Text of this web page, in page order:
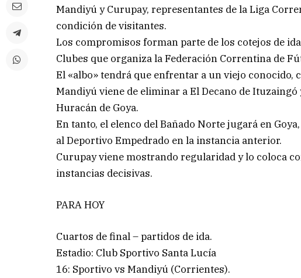
Mandiyú y Curupay, representantes de la Liga
condición de visitantes.
Los compromisos forman parte de los cotejos de
Clubes que organiza la Federación Correntina de
El «albo» tendrá que enfrentar a un viejo conocido,
Mandiyú viene de eliminar a El Decano de
Huracán de Goya.
En tanto, el elenco del Bañado Norte jugará en
al Deportivo Empedrado en la instancia anterior.
Curupay viene mostrando regularidad y lo coloca
instancias decisivas.
PARA HOY
Cuartos de final – partidos de ida.
Estadio: Club Sportivo Santa Lucía
16: Sportivo vs Mandiyú (Corrientes).